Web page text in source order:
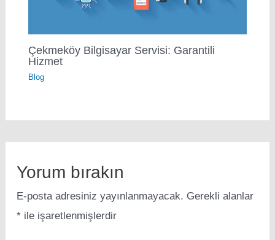
Çekmeköy Bilgisayar Servisi: Garantili
Hizmet
Blog
Yorum bırakın
E-posta adresiniz yayınlanmayacak. Gerekli alanlar
*ile işaretlenmişlerdir